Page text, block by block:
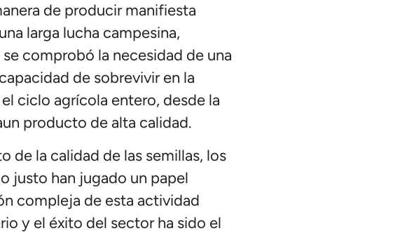
de producir manifiesta
larga lucha campesina,
comprobó la necesidad de una
de sobrevivir en la
ciclo agrícola entero, desde la
producto de alta calidad.
de la calidad de las semillas, los
justo han jugado un papel
compleja de esta actividad
y el éxito del sector ha sido el